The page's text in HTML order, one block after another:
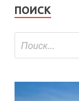
ПОИСК